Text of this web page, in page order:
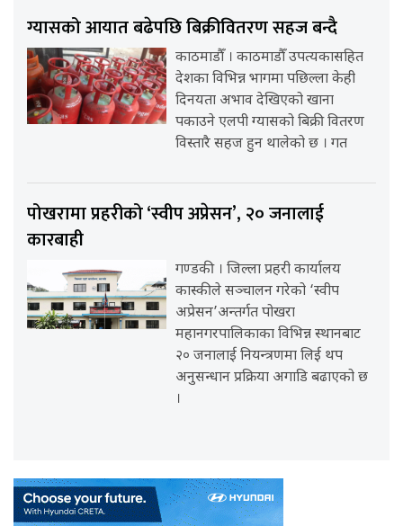
ग्यासको आयात बढेपछि बिक्रीवितरण सहज बन्दै
काठमाडौँ । काठमाडौँ उपत्यकासहित
देशका विभिन्न भागमा पछिल्ला केही
दिनयता अभाव देखिएको खाना
पकाउने एलपी ग्यासको बिक्री वितरण
विस्तारै सहज हुन थालेको छ । गत
पोखरामा प्रहरीको ‘स्वीप अप्रेसन’, २० जनालाई
कारबाही
गण्डकी । जिल्ला प्रहरी कार्यालय
कास्कीले सञ्चालन गरेको ‘स्वीप
अप्रेसन’अन्तर्गत पोखरा
महानगरपालिकाका विभिन्न स्थानबाट
२० जनालाई नियन्त्रणमा लिई थप
अनुसन्धान प्रक्रिया अगाडि बढाएको छ
।